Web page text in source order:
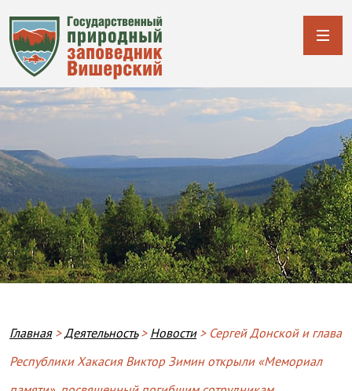
Строка навигации
Главная Деятельность Новости Сергей Донской и глава
Республики Хакасия Виктор Зимин открыли «Мемориал